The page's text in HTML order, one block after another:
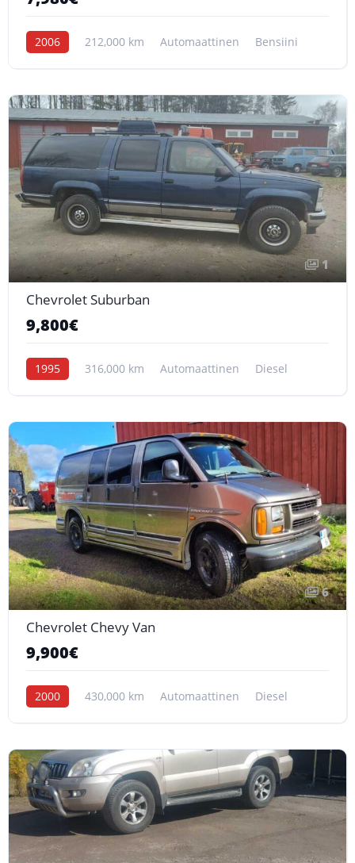
2006 212,000 km Automaattinen Bensiini
1
Chevrolet Suburban
9,800€
1995 316,000 km Automaattinen Diesel
6
Chevrolet Chevy Van
9,900€
2000 430,000 km Automaattinen Diesel